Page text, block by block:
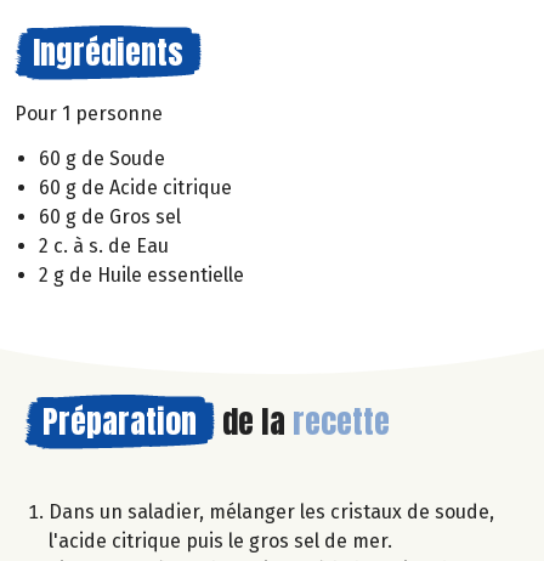
Ingrédients
Pour 1 personne
60 g de Soude
60 g de Acide citrique
60 g de Gros sel
2 c. à s. de Eau
2 g de Huile essentielle
Préparation de la recette
Dans un saladier, mélanger les cristaux de soude,
l'acide citrique puis le gros sel de mer.